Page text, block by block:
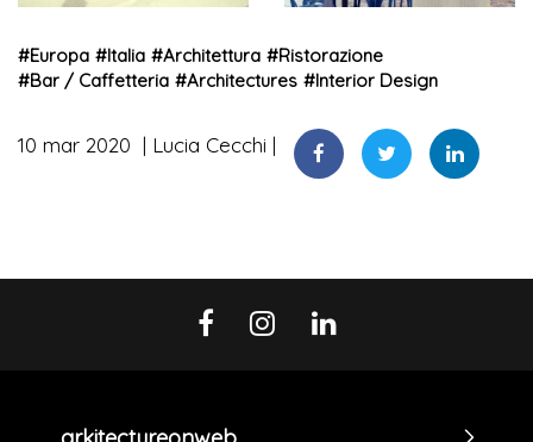
#Europa #Italia #Architettura #Ristorazione
#Bar / Caffetteria #Architectures #Interior Design
10 mar 2020 Lucia Cecchi